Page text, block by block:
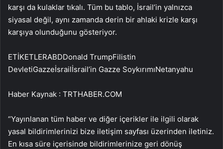
karşı da kulaklar tıkalı. Tüm bu tablo, İsrail’in yalnızca
siyasal değil, aynı zamanda derin bir ahlaki krizle karşı
karşıya olunduğunu gösteriyor.
ETİKETLERABDDonald TrumpFilistin
DevletiGazzeİsrailİsrail’in Gazze SoykırımıNetanyahu
Haber Kaynak : TRTHABER.COM
“Yayınlanan tüm haber ve diğer içerikler ile ilgili olarak
yasal bildirimlerinizi bize iletişim sayfası üzerinden iletiniz.
En kısa süre içerisinde bildirimlerinize geri dönüş